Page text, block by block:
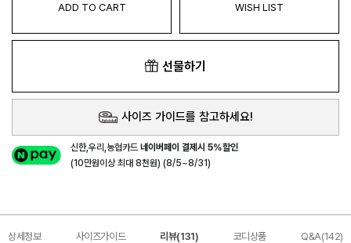
ADD TO CART WISH LIST
선물하기
사이즈 가이드를 참고하세요!
신한,우리,농협카드네이버페이 결제시 5%할인
(10만원이상 최대 8천원) (8/5~8/31)
상세정보 사이즈가이드 리뷰(131) 코디상품 Q&A(142)